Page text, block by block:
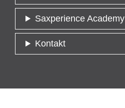
Saxperience Academy
Kontakt